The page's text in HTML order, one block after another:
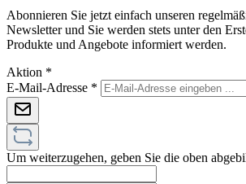
Abonnieren Sie jetzt einfach unseren
Newsletter und Sie werden stets unter den
Produkte und Angebote informiert werden.
Aktion *
E-Mail-Adresse *
Um weiterzugehen, geben Sie die oben